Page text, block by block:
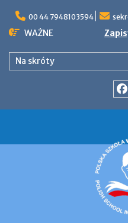
content
00 44 7948103594
WAŻNE
Na skróty